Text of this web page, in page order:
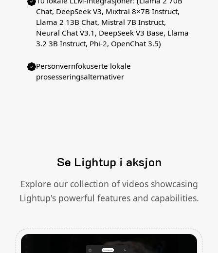
Chat, DeepSeek V3, Mixtral 8×7B Instruct,
Llama 2 13B Chat, Mistral 7B Instruct,
Neural Chat V3.1, DeepSeek V3 Base, Llama
3.2 3B Instruct, Phi-2, OpenChat 3.5)
Personvernfokuserte lokale
prosesseringsalternativer
Se Lightup i aksjon
Explore our collection of videos showcasing
Lightup's powerful features and capabilities.